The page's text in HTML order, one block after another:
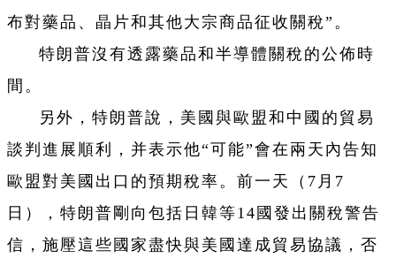
布對藥品、晶片和其他大宗商品征收關稅”。
特朗普沒有透露藥品和半導體關稅的公佈時
間。
另外，特朗普說，美國與歐盟和中國的貿易
談判進展順利，并表示他“可能”會在兩天內告知
歐盟對美國出口的預期稅率。前一天（7月7
日），特朗普剛向包括日韓等14國發出關稅警告
信，施壓這些國家盡快與美國達成貿易協議，否